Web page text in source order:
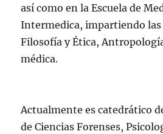
así como en la Escuela de
Intermedica, impartiendo las
Filosofía y Ética,
médica.
Actualmente es catedrático
de Ciencias Forenses,